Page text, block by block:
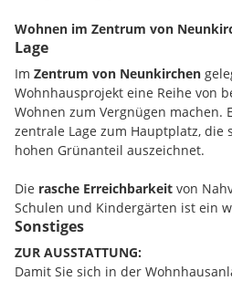
Wohnen im Zentrum von
Zimmer-Wohnung
für kleine Familien als auch für
einengroßzügigen Wohn-
zur ca. 7 m² großen Loggia. Des
freundliche Zimmer, die
Schlafzimmer gestaltet werden
für genügend Stauraum gesorgt.
Badezimmer mit Badewanne und
begehbar und runden das Angebot
befindet sich im ersten Stock
Wohnhausanlage und ist
Lage
Im Zentrum von Neunkirchen
Wohnhausprojekt eine Reihe von
Wohnen zum Vergnügen machen.
zentrale Lage zum Hauptplatz, die
hohen Grünanteil auszeichnet.
Die rasche Erreichbarkeit von
Schulen und Kindergärten ist ein
Sonstiges
ZUR AUSSTATTUNG:
Damit Sie sich in der